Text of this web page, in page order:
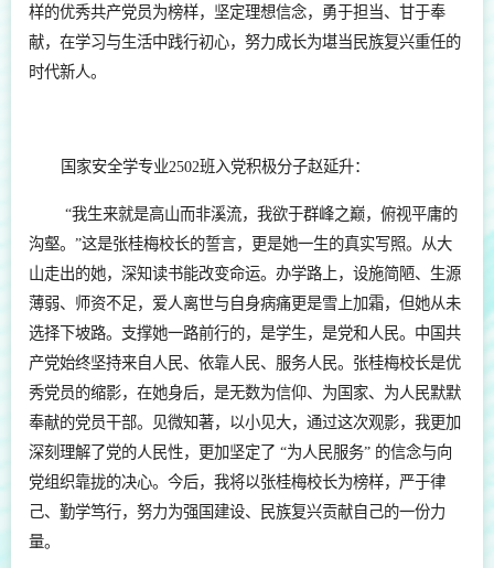
样的优秀共产党员为榜样，坚定理想信念，勇于担当、甘于奉
献，在学习与生活中践行初心，努力成长为堪当民族复兴重任的
时代新人。
国家安全学专业2502班入党积极分子赵延升：
“我生来就是高山而非溪流，我欲于群峰之巅，俯视平庸的
沟壑。”这是张桂梅校长的誓言，更是她一生的真实写照。从大
山走出的她，深知读书能改变命运。办学路上，设施简陋、生源
薄弱、师资不足，爱人离世与自身病痛更是雪上加霜，但她从未
选择下坡路。支撑她一路前行的，是学生，是党和人民。中国共
产党始终坚持来自人民、依靠人民、服务人民。张桂梅校长是优
秀党员的缩影，在她身后，是无数为信仰、为国家、为人民默默
奉献的党员干部。见微知著，以小见大，通过这次观影，我更加
深刻理解了党的人民性，更加坚定了 “为人民服务” 的信念与向
党组织靠拢的决心。今后，我将以张桂梅校长为榜样，严于律
己、勤学笃行，努力为强国建设、民族复兴贡献自己的一份力
量。